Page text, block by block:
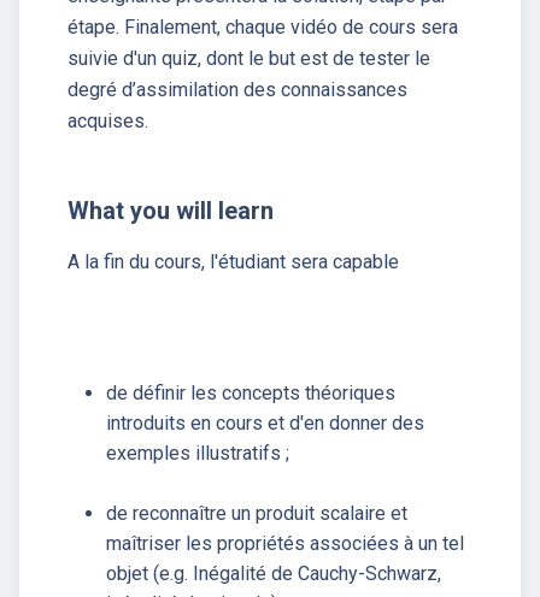
étape. Finalement, chaque vidéo de cours sera
suivie d'un quiz, dont le but est de tester le
degré d’assimilation des connaissances
acquises.
What you will learn
A la fin du cours, l'étudiant sera capable
de définir les concepts théoriques
introduits en cours et d'en donner des
exemples illustratifs ;
de reconnaître un produit scalaire et
maîtriser les propriétés associées à un tel
objet (e.g. Inégalité de Cauchy-Schwarz,